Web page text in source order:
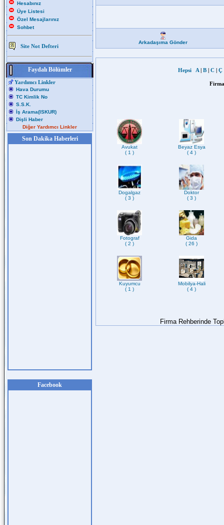
Hesabınız
Üye Listesi
Özel Mesajlarınız
Sohbet
Site Not Defteri
Faydalı Bölümler
Yardımcı Linkler
Hava Durumu
TC Kimlik No
S.S.K.
İş Arama(ISKUR)
Dişli Haber
Diğer Yardımcı Linkler
Son Dakika Haberleri
Facebook
Arkadaşıma Gönder
Hepsi A| B| C | Ç
Avukat
( 1 )
Beyaz Esya
( 4 )
Dogalgaz
( 3 )
Doktor
( 3 )
Fotograf
( 2 )
Gida
( 26 )
Kuyumcu
( 1 )
Mobilya-Hali
( 4 )
Firma Rehberinde